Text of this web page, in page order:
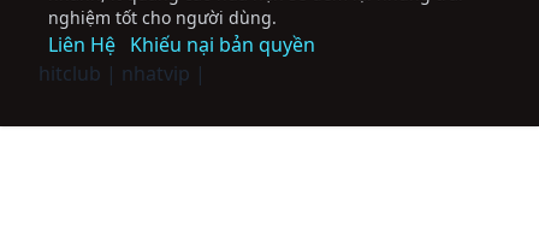
nghiệm tốt cho người dùng.
Liên Hệ Khiếu nại bản quyền
hitclub | nhatvip |